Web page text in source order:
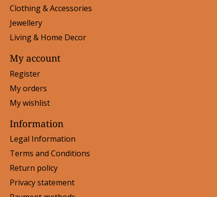
Clothing & Accessories
Jewellery
Living & Home Decor
My account
Register
My orders
My wishlist
Information
Legal Information
Terms and Conditions
Return policy
Privacy statement